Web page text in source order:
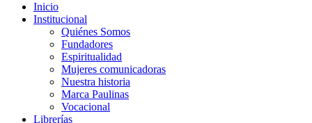
Inicio
Institucional
Quiénes Somos
Fundadores
Espiritualidad
Mujeres comunicadoras
Nuestra historia
Marca Paulinas
Vocacional
Librerías